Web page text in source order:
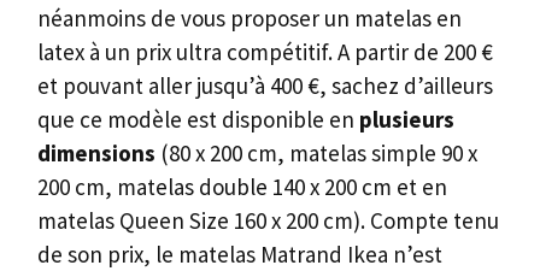
néanmoins de vous proposer un matelas en
latex à un prix ultra compétitif. A partir de 200 €
et pouvant aller jusqu’à 400 €, sachez d’ailleurs
que ce modèle est disponible en plusieurs
dimensions (80 x 200 cm, matelas simple 90 x
200 cm, matelas double 140 x 200 cm et en
matelas Queen Size 160 x 200 cm). Compte tenu
de son prix, le matelas Matrand Ikea n’est